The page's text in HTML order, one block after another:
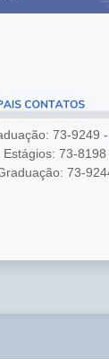
73-9249 -
Estágios: 73-8198
73-